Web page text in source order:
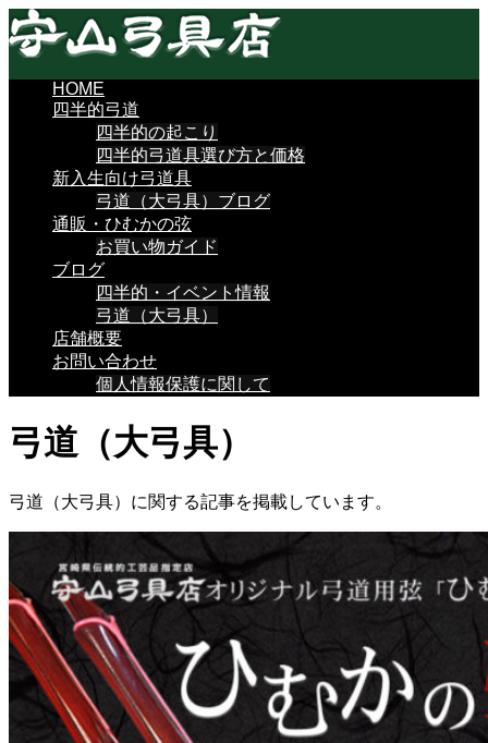
HOME
四半的弓道
四半的の起こり
四半的弓道具選び方と価格
新入生向け弓道具
弓道（大弓具）ブログ
通販・ひむかの弦
お買い物ガイド
ブログ
四半的・イベント情報
弓道（大弓具）
店舗概要
お問い合わせ
個人情報保護に関して
弓道（大弓具）
弓道（大弓具）に関する記事を掲載しています。